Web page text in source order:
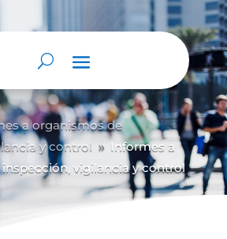
a organismos de
y control 9
Informes a
vigilancia y control